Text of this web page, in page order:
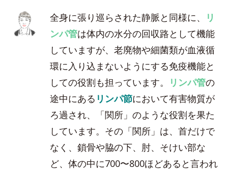
全身に張り巡らされた静脈と同様に、
リ
ンパ管は体内の水分の回収路として機能
していますが、老廃物や細菌類が血液循
環に入り込まないようにする免疫機能と
しての役割も担っています。
リンパ管の
途中にある リンパ節において有害物質が
ろ過され、「関所」のような役割を果た
しています。その「関所」は、首だけで
なく、鎖骨や脇の下、肘、そけい部な
ど、体の中に700〜800ほどあると言われ